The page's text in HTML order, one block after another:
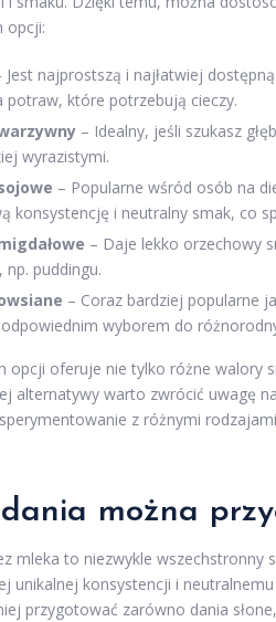
opcji:
Jest najprostszą i najłatwiej
potraw, które potrzebują cieczy.
– Idealny, jeśli szukasz
wyrazistymi.
– Popularne wśród osób na
konsystencję i neutralny smak, co
– Daje lekko orzechowy
np. puddingu.
– Coraz bardziej popularne
wyborem do
opcji oferuje nie tylko różne walory
alternatywy warto zwrócić uwagę
z różnymi
można
mleka to niezwykle
unikalnej konsystencji i
przygotować zarówno dania